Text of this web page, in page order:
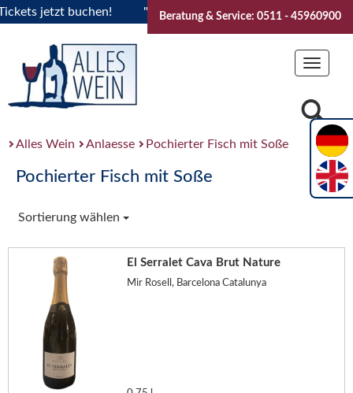
jetzt buchen! "Das Sommerfest 2026" Vive la
Beratung & Service: 0511 - 45960900
Toggle
Alles Wein Anlaesse Pochierter Fisch mit Soße
Pochierter Fisch mit Soße
Sortierung wählen
El Serralet Cava Brut Nature
Mir Rosell, Barcelona Catalunya